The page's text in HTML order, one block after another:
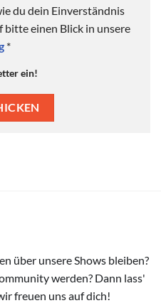
du dein Einverständnis
einen Blick in unsere
*
ein!
über unsere Shows bleiben?
werden? Dann lass'
freuen uns auf dich!